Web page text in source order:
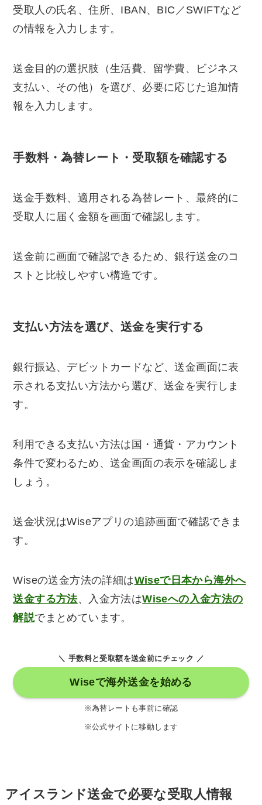
受取人の氏名、住所、IBAN、BIC／SWIFTなど
の情報を入力します。
送金目的の選択肢（生活費、留学費、ビジネス
支払い、その他）を選び、必要に応じた追加情
報を入力します。
手数料・為替レート・受取額を確認する
送金手数料、適用される為替レート、最終的に
受取人に届く金額を画面で確認します。
送金前に画面で確認できるため、銀行送金のコ
ストと比較しやすい構造です。
支払い方法を選び、送金を実行する
銀行振込、デビットカードなど、送金画面に表
示される支払い方法から選び、送金を実行しま
す。
利用できる支払い方法は国・通貨・アカウント
条件で変わるため、送金画面の表示を確認しま
しょう。
送金状況はWiseアプリの追跡画面で確認できま
す。
Wiseの送金方法の詳細はWiseで日本から海外へ
送金する方法、入金方法はWiseへの入金方法の
解説でまとめています。
＼ 手数料と受取額を送金前にチェック ／
Wiseで海外送金を始める
※為替レートも事前に確認
※公式サイトに移動します
アイスランド送金で必要な受取人情報